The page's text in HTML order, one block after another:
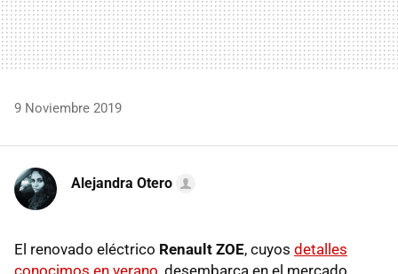
9 Noviembre 2019
Alejandra Otero
El renovado eléctrico Renault ZOE, cuyos detalles
conocimos en verano, desembarca en el mercado